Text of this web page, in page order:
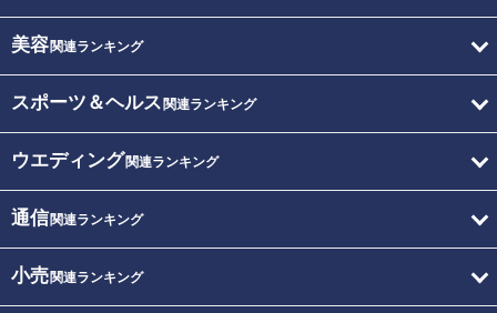
美容関連ランキング
スポーツ＆ヘルス 関連ランキング
ウエディング関連ランキング
通信関連ランキング
小売関連ランキング